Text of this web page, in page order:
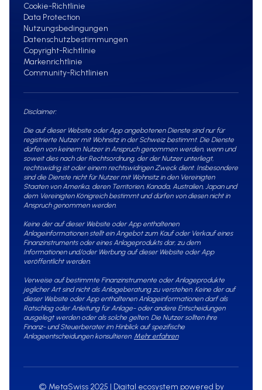
Cookie-Richtlinie
Data Protection
Nutzungsbedingungen
Datenschutzbestimmungen
Copyright-Richtlinie
Markenrichtlinie
Community-Richtlinien
Disclaimer:
Die auf dieser Website oder App angebotenen Dienste sind nur für
registrierte Nutzer mit Wohnsitz in der Schweiz bestimmt. Die Dienste
dürfen von keinem Nutzer in Anspruch genommen werden, wenn und
soweit dies nach der Rechtsordnung, der der Nutzer unterliegt,
rechtswidrig ist oder einem rechtswidrigen Zweck dient. Insbesondere
sind die Dienste nicht für Nutzer mit Wohnsitz in den Vereinigten
Staaten von Amerika, deren Territorien, Kanada, Australien, Japan und
dem Vereinigten Königreich bestimmt und dürfen von diesen nicht in
Anspruch genommen werden.
Keine der auf dieser Website oder App enthaltenen
Anlageinformationen stellt ein Angebot zum Kauf oder Verkauf eines
Finanzinstruments oder eines Anlageprodukts dar, zu dem
Informationen und/oder Werbung auf dieser Website oder App
veröffentlicht werden.
Verweise auf bestimmte Finanzinstrumente oder Anlageprodukte
jeglicher Art sind nicht als Anlageberatung zu verstehen. Keine der auf
dieser Website oder App enthaltenen Anlageinformationen darf als
Ratschlag oder Anleitung für Anlage- oder andere Entscheidungen
ausgelegt werden oder als solche gelten. Die Nutzer sollten ihre
Finanz- und Steuerberater im Hinblick auf spezifische
Anlageentscheidungen konsultieren. Mehr erfahren
© MetaSwiss 2025 | Digital ecosystem powered by